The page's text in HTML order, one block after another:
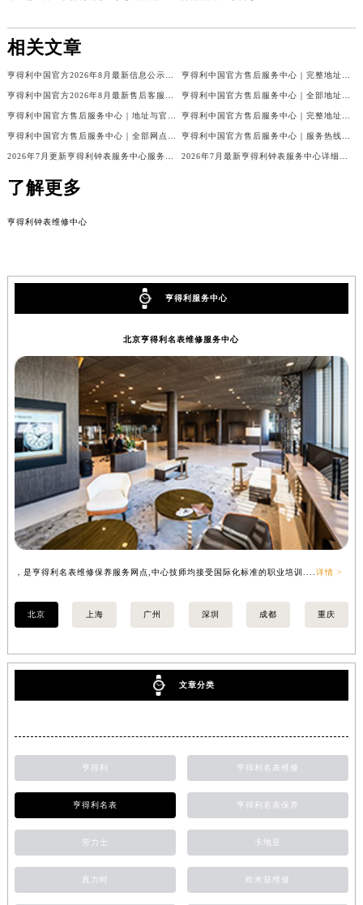
相关文章
亨得利中国官方2026年8月最新信息公示：售后客服电话与网点地址 亨得利中国官方售后服务中心｜完整地址与售后热线权威信息声明（2026年8月最新）
亨得利中国官方2026年8月最新售后客服电话与热线网点地址汇总 亨得利中国官方售后服务中心｜全部地址及热线电话权威信息通知（2026年8月最新）
亨得利中国官方售后服务中心｜地址与官方客服热线权威信息通知（2026年8月最新） 亨得利中国官方售后服务中心｜完整地址及官方售后热线权威信息声明（2026年7月最新）
亨得利中国官方售后服务中心｜全部网点地址与客服热线权威信息公告（2026年7月最新） 亨得利中国官方售后服务中心｜服务热线及官方维修地址权威信息通告（2026年7月最新）
2026年7月更新亨得利钟表服务中心服务电话及详细维修地址实地考察报告_多信源验证 2026年7月最新亨得利钟表服务中心详细网点地址及客服热线实地考察报告多信源验证
了解更多
亨得利钟表维修中心
亨得利服务中心
北京亨得利名表维修服务中心
，是亨得利名表维修保养服务网点,中心技师均接受国际化标准的职业培训....详情 >
北京 上海 广州 深圳 成都 重庆
文章分类
亨得利 亨得利名表维修
亨得利名表 亨得利名表保养
劳力士 卡地亚
真力时 欧米茄维修